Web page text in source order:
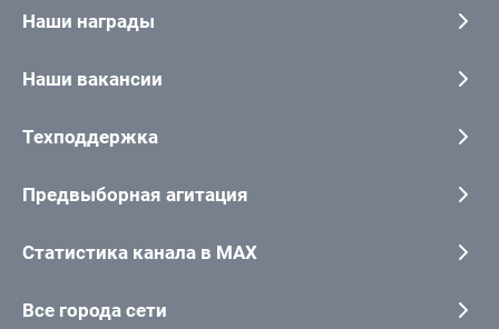
Наши награды
Наши вакансии
Техподдержка
Предвыборная агитация
Статистика канала в MAX
Все города сети